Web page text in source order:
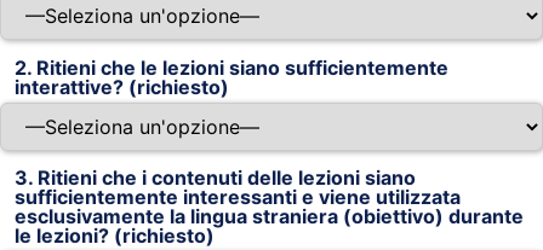
2. Ritieni che le lezioni siano sufficientemente
interattive? (richiesto)
3. Ritieni che i contenuti delle lezioni siano
sufficientemente interessanti e viene utilizzata
esclusivamente la lingua straniera (obiettivo) durante
le lezioni? (richiesto)